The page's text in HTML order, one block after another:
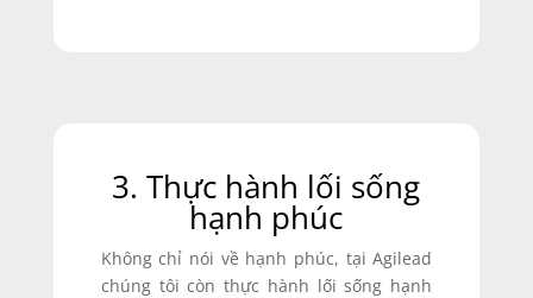
3. Thực hành lối sống
hạnh phúc
Không chỉ nói về hạnh phúc, tại Agilead
chúng tôi còn thực hành lối sống hạnh